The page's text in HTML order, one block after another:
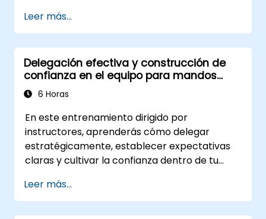
Establecer responsabilidad y detonantes
de escalamiento.
Construir acuerdos del equipo y un plan
de adopción a 30 días.
Leer más...
Delegación efectiva y construcción de
confianza en el equipo para mandos
medios
6 Horas
En este entrenamiento dirigido por
instructores, aprenderás cómo delegar
estratégicamente, establecer expectativas
claras y cultivar la confianza dentro de tu
medio, este curso cubre las barreras a la
delegación, técnicas prácticas de entrega,
Leer más...